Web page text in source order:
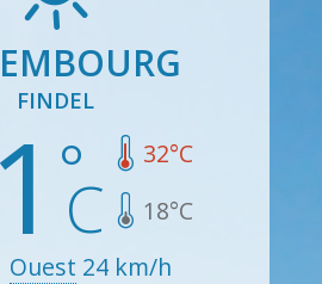
FINDEL
32°C
18°C
Ouest 24 km/h